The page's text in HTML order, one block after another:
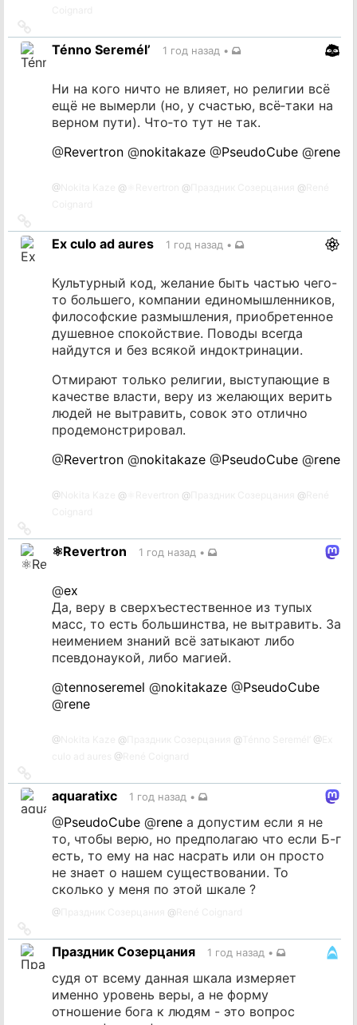
на
источник
Ténno Seremél’ 1 год назад •
Ни на кого ничто не влияет, но религии всё
ещё не вымерли (но, у счастью, всё‐таки на
верном пути). Что‐то тут не так.
@Revertron @nokitakaze @PseudoCube @rene
@ @ @ @
на
источник
Ex culo ad aures 1 год назад •
Культурный код, желание быть частью чего-
то большего, компании единомышленников,
философские размышления, приобретенное
душевное спокойствие. Поводы всегда
найдутся и без всякой индоктринации.
Отмирают только религии, выступающие в
качестве власти, веру из желающих верить
людей не вытравить, совок это отлично
продемонстрировал.
@Revertron @nokitakaze @PseudoCube @rene
@ @ @ @
на
источник
⚛️Revertron 1 год назад •
@ex
Да, веру в сверхъестественное из тупых
масс, то есть большинства, не вытравить. За
неимением знаний всё затыкают либо
псевдонаукой, либо магией.
@tennoseremel @nokitakaze @PseudoCube
@rene
@ @ @ @
@
на
источник
aquaratixc 1 год назад •
@PseudoCube @rene а допустим если я не
то, чтобы верю, но предполагаю что если Б-г
есть, то ему на нас насрать или он просто
не знает о нашем существовании. То
сколько у меня по этой шкале ?
@ @
на
источник
Праздник Созерцания 1 год назад •
судя от всему данная шкала измеряет
именно уровень веры, а не форму
отношение бога к людям - это вопрос